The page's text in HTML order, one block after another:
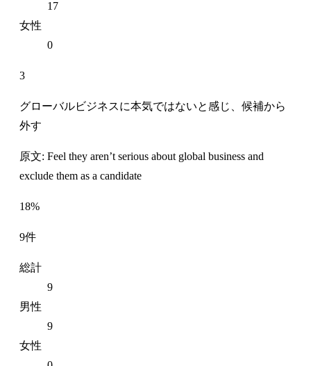
17
女性
0
3
グローバルビジネスに本気ではないと感じ、候補から
外す
原文: Feel they aren’t serious about global business and
exclude them as a candidate
18%
9件
総計
9
男性
9
女性